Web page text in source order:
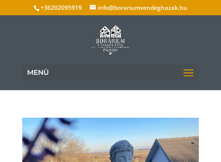
+36202095919 info@borariumvendeghazak.hu
MENÜ